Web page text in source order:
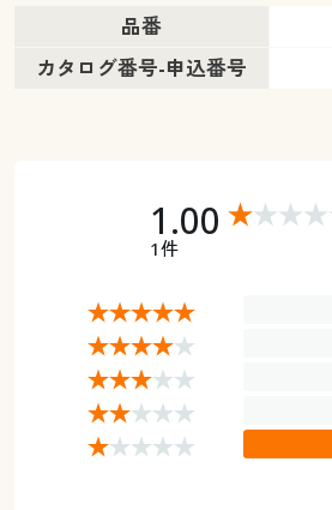
品番
カタログ番号-申込番号
1.00
1件